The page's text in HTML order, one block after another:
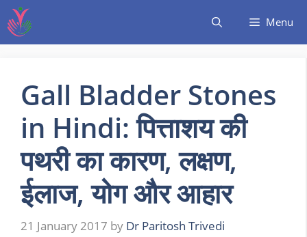
Menu
Gall Bladder Stones
in Hindi: पित्ताशय की
पथरी का कारण, लक्षण,
ईलाज, योग और आहार
21 January 2017 by Dr Paritosh Trivedi